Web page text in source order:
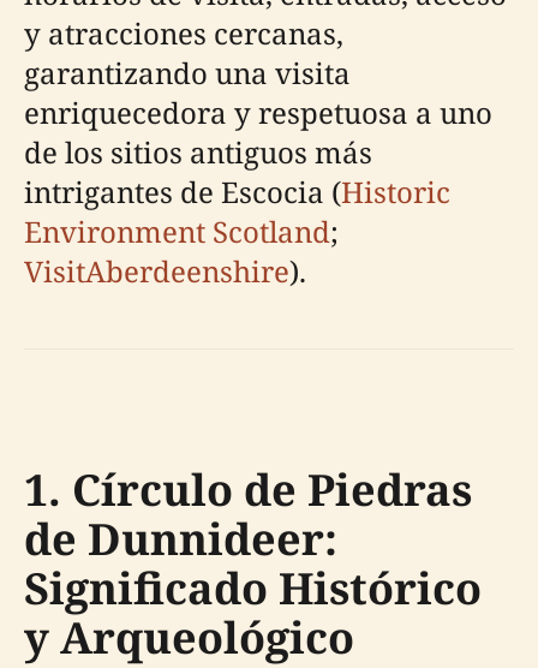
y atracciones cercanas,
garantizando una visita
enriquecedora y respetuosa a uno
de los sitios antiguos más
intrigantes de Escocia (Historic
Environment Scotland;
VisitAberdeenshire).
1. Círculo de Piedras
de Dunnideer:
Significado Histórico
y Arqueológico